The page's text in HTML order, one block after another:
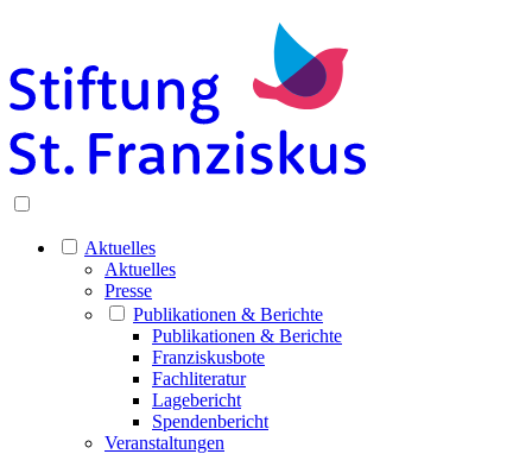
Aktuelles
Aktuelles
Presse
Publikationen & Berichte
Publikationen & Berichte
Franziskusbote
Fachliteratur
Lagebericht
Spendenbericht
Veranstaltungen